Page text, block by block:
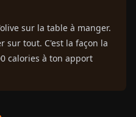
sur la table à manger.
sur tout. C'est la façon la
calories à ton apport